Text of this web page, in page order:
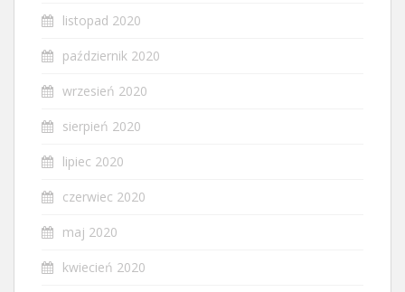
listopad 2020
październik 2020
wrzesień 2020
sierpień 2020
lipiec 2020
czerwiec 2020
maj 2020
kwiecień 2020